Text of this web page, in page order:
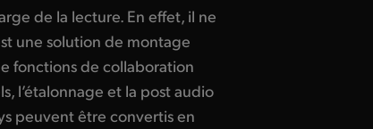
de la lecture. En effet, il ne
une solution de montage
fonctions de collaboration
l’étalonnage et la post audio
peuvent être convertis en